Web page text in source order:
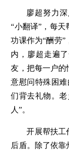
廖超努力
“小翻译”，每
功课作为“酬劳”
内，廖超走遍
友，把每一户的
意慰问特殊困
们背去礼物。
人”。
开展帮扶工
后盾。除了依